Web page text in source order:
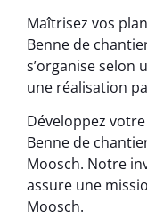
Maîtrisez vos
Benne de
s’organise selon
une réalisation
Développez
Benne de
Moosch. Notre
assure une
Moosch.